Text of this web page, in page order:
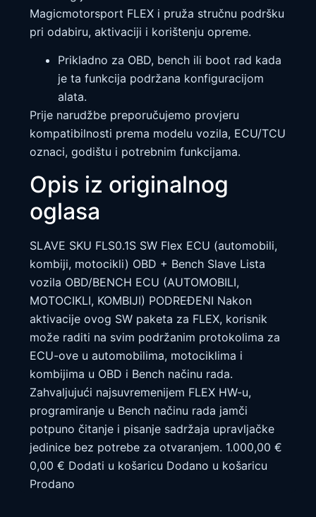
Magicmotorsport FLEX i pruža stručnu podršku
pri odabiru, aktivaciji i korištenju opreme.
Prikladno za OBD, bench ili boot rad kada
je ta funkcija podržana konfiguracijom
alata.
Prije narudžbe preporučujemo provjeru
kompatibilnosti prema modelu vozila, ECU/TCU
oznaci, godištu i potrebnim funkcijama.
Opis iz originalnog
oglasa
SLAVE SKU FLS0.1S SW Flex ECU (automobili,
kombiji, motocikli) OBD + Bench Slave Lista
vozila OBD/BENCH ECU (AUTOMOBILI,
MOTOCIKLI, KOMBIJI) PODREĐENI Nakon
aktivacije ovog SW paketa za FLEX, korisnik
može raditi na svim podržanim protokolima za
ECU-ove u automobilima, motociklima i
kombijima u OBD i Bench načinu rada.
Zahvaljujući najsuvremenijem FLEX HW-u,
programiranje u Bench načinu rada jamči
potpuno čitanje i pisanje sadržaja upravljačke
jedinice bez potrebe za otvaranjem. 1.000,00 €
0,00 € Dodati u košaricu Dodano u košaricu
Prodano